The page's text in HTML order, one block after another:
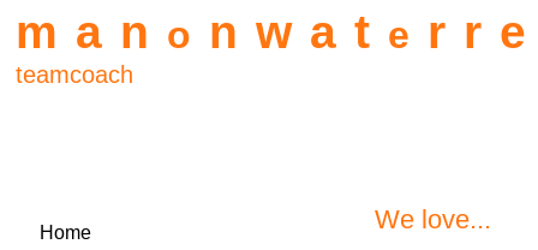
man o nwat e
teamcoach
Home
We love...